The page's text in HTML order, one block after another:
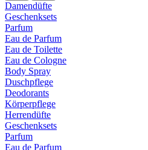
Damendüfte
Geschenksets
Parfum
Eau de Parfum
Eau de Toilette
Eau de Cologne
Body Spray
Duschpflege
Deodorants
Körperpflege
Herrendüfte
Geschenksets
Parfum
Eau de Parfum